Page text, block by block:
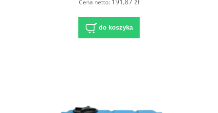
Cena netto: 191,87 zł
do koszyka